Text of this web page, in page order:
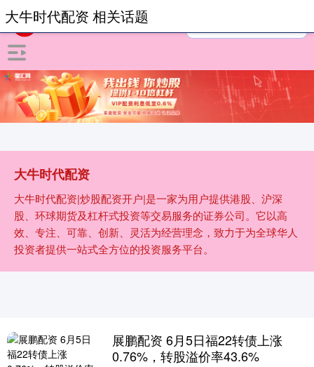
大牛时代配资
大牛时代配资|炒股配资开户|是一家为用户提供港股、沪深
股、环球期货及杠杆式投资等交易服务的证券公司。它以高
效、专注、可靠、创新、灵活为经营理念，致力于为全球华人
投资者提供一站式全方位的投资服务平台。
大牛时代配资 相关话题
展鹏配资 6月5日福22转债上涨
0.76%，转股溢价率43.6%